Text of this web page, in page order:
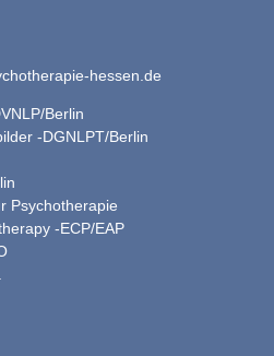
hessen.de
Berlin
-DGNLPT/Berlin
Psychotherapie
-ECP/EAP